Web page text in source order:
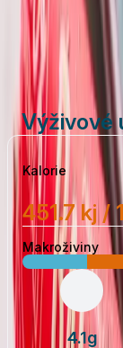
pečivo
Vytisknout Sdílet
Výživové
Kalorie
451.7 kj /
Makroživiny
4.1g